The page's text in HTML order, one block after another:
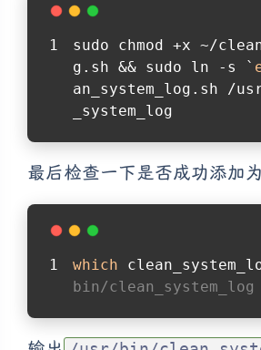
sudo chmod +x ~/
g.sh && sudo ln -s `
an_system_log.sh /
_system_log
最后检查一下是否成功添加
which
bin/clean_system_log